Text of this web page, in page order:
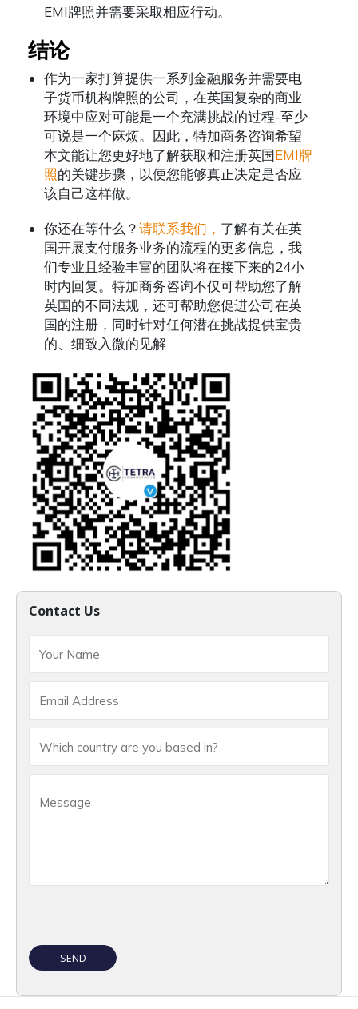
Contact Us
EMI牌照并需要采取相应行动。
结论
作为一家打算提供一系列金融服务并需要电
子货币机构牌照的公司，在英国复杂的商业
环境中应对可能是一个充满挑战的过程-至少
可说是一个麻烦。因此，特加商务咨询希望
本文能让您更好地了解获取和注册英国EMI牌
照的关键步骤，以便您能够真正决定是否应
该自己这样做。
你还在等什么？请联系我们， 了解有关在英
国开展支付服务业务的流程的更多信息，我
们专业且经验丰富的团队将在接下来的24小
时内回复。特加商务咨询不仅可帮助您了解
英国的不同法规，还可帮助您促进公司在英
国的注册，同时针对任何潜在挑战提供宝贵
的、细致入微的见解